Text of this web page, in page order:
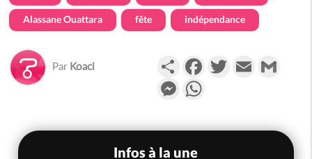
Alassane Ouattara fête indépendance
Par Koaci PartagerFacebookTwitterEmail
Messenger
Infos à la une